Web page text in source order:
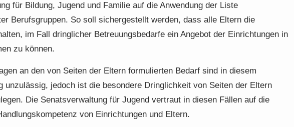
für Bildung, Jugend und Familie auf die Anwendung der Liste
Berufsgruppen. So soll sichergestellt werden, dass alle Eltern die
im Fall dringlicher Betreuungsbedarfe ein Angebot der Einrichtungen in
zu können.
an den von Seiten der Eltern formulierten Bedarf sind in diesem
unzulässig, jedoch ist die besondere Dringlichkeit von Seiten der Eltern
Die Senatsverwaltung für Jugend vertraut in diesen Fällen auf die
von Einrichtungen und Eltern.